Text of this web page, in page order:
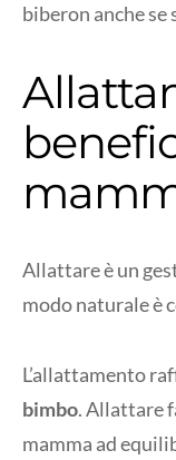
biberon anche se
Allattare è un
modo naturale è
L’allattamento
bimbo. Allattare
mamma ad